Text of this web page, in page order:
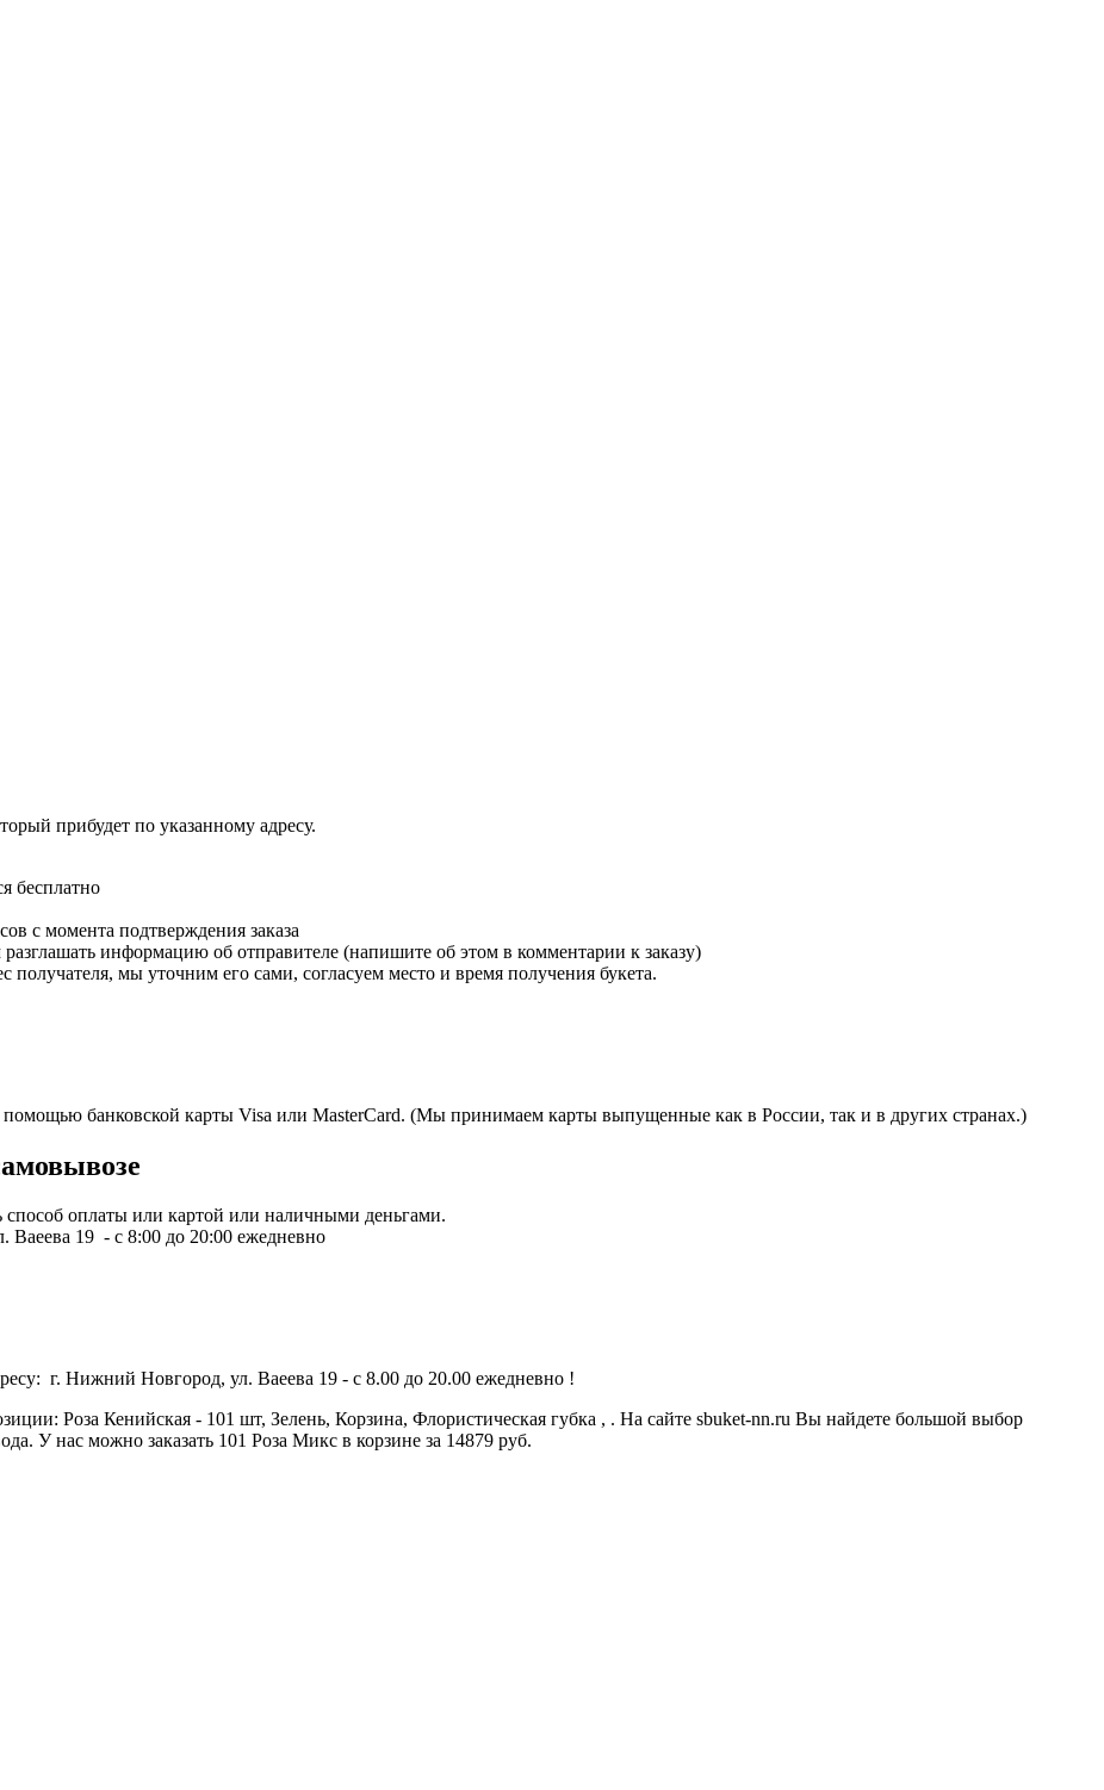
прибудет по указанному адресу.
бесплатно
с момента подтверждения заказа
информацию об отправителе (напишите об этом в комментарии к заказу)
получателя, мы уточним его сами, согласуем место и время получения букета.
помощью банковской карты Visa или MasterCard. (Мы принимаем карты выпущенные как в России, так и в других странах.)
оплаты или картой или наличными деньгами.
Ваеева 19 - с 8:00 до 20:00 ежедневно
г. Нижний Новгород, ул. Ваеева 19 - с 8.00 до 20.00 ежедневно !
Роза Кенийская - 101 шт, Зелень, Корзина, Флористическая губка , . На сайте sbuket-nn.ru Вы найдете большой выбор
У нас можно заказать 101 Роза Микс в корзине за 14879 руб.